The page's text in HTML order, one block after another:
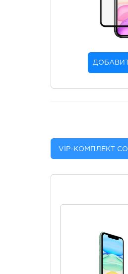
VIP-КОМПЛЕКТ